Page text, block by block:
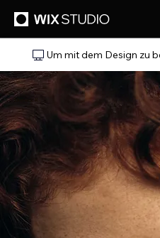
Um mit dem Design zu